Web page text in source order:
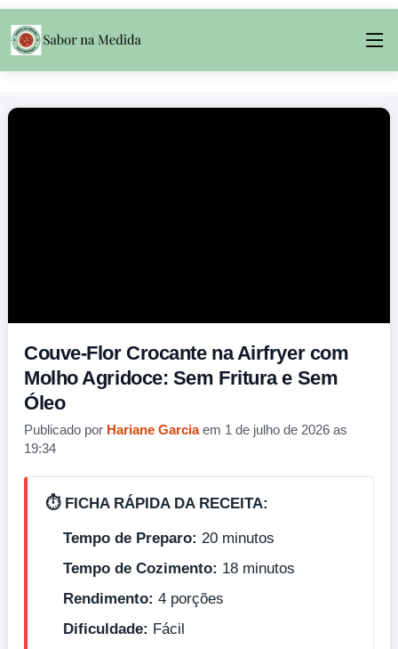
Couve-Flor Crocante na Airfryer com
Molho Agridoce: Sem Fritura e Sem
Óleo
Publicado por Hariane Garciaem 1 de julho de 2026 as
19:34
⏱️ FICHA RÁPIDA DA RECEITA:
Tempo de Preparo: 20 minutos
Tempo de Cozimento: 18 minutos
Rendimento: 4 porções
Dificuldade: Fácil